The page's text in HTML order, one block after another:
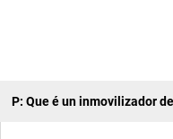
P: Que é un inmovilizador